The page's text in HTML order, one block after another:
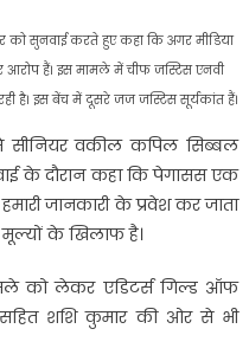
को सुनवाई करते हुए कहा कि अगर मीडिया
आरोप हैं। इस मामले में चीफ जस्टिस एनवी
है। इस बेंच में दूसरे जज जस्टिस सूर्यकांत हैं।
सीनियर वकील कपिल सिब्बल
के दौरान कहा कि पेगासस एक
जानकारी के प्रवेश कर जाता
के खिलाफ है।
को लेकर एडिटर्स गिल्ड ऑफ
सहित शशि कुमार की ओर से भी